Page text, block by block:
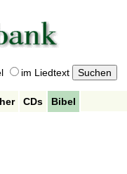
im Liedtext
CDs
Bibel